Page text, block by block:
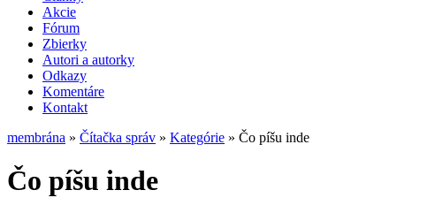
Akcie
Fórum
Zbierky
Autori a autorky
Odkazy
Komentáre
Kontakt
membrána » Čítačka správ » Kategórie » Čo píšu inde
Čo píšu inde